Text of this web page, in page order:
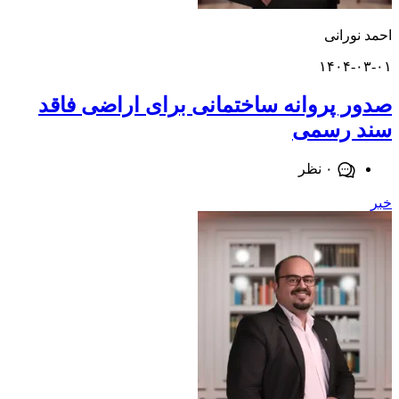
۰۱
پروانه ساختمانی برای اراضی فاقد
رسمی
۰ نظر